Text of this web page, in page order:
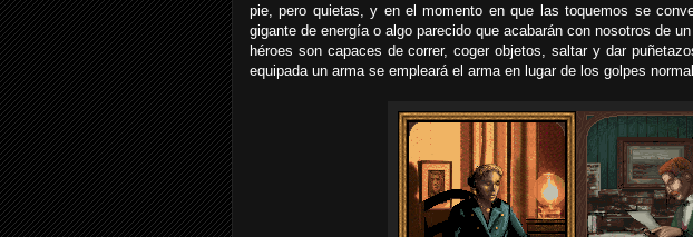
pie, pero quietas, y en el momento en que las toquemos se
gigante de energía o algo parecido que acabarán con nosotros de
héroes son capaces de correr, coger objetos, saltar y dar
equipada un arma se empleará el arma en lugar de los golpes